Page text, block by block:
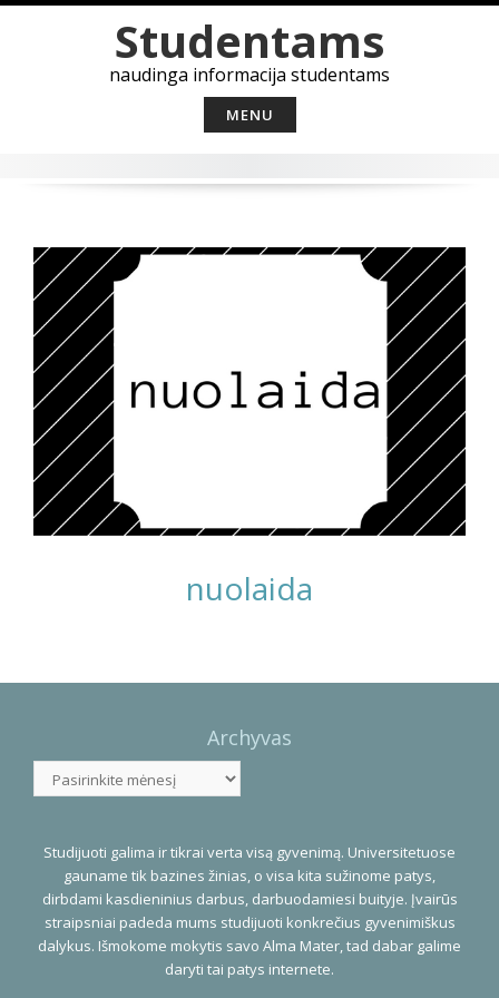
to
content
Studentams
naudinga informacija studentams
MENU
nuolaida
Navigation
Archyvas
Studijuoti galima ir tikrai verta visą gyvenimą. Universitetuose
gauname tik bazines žinias, o visa kita sužinome patys,
dirbdami kasdieninius darbus, darbuodamiesi buityje. Įvairūs
straipsniai padeda mums studijuoti konkrečius gyvenimiškus
dalykus. Išmokome mokytis savo Alma Mater, tad dabar galime
daryti tai patys internete.